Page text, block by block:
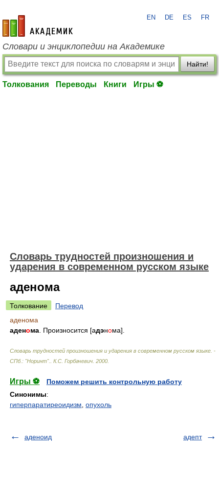
academic.ru
EN DE ES FR
Словари и энциклопедии на Академике
Найти!
Толкования Переводы Книги Игры ⚽
Словарь трудностей произношения и
ударения в современном русском языке
аденома
Толкование
Перевод
аденома
аденома . Произносится [адэнома].
Словарь трудностей произношения и ударения в современном русском языке. -
СПб.: "Норинт".
К.С. Горбачевич 2000
Игры ⚽
Поможем решить контрольную работу
Синонимы:
гиперпаратиреоидизм опухоль
аденоид адепт